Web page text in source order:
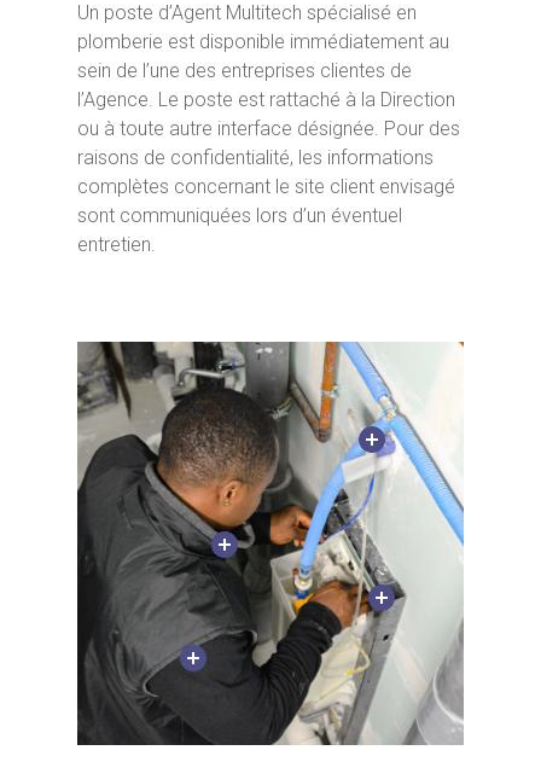
Un poste d’Agent Multitech spécialisé en
plomberie est disponible immédiatement au
sein de l’une des entreprises clientes de
l’Agence. Le poste est rattaché à la Direction
ou à toute autre interface désignée. Pour des
raisons de confidentialité, les informations
complètes concernant le site client envisagé
sont communiquées lors d’un éventuel
entretien.